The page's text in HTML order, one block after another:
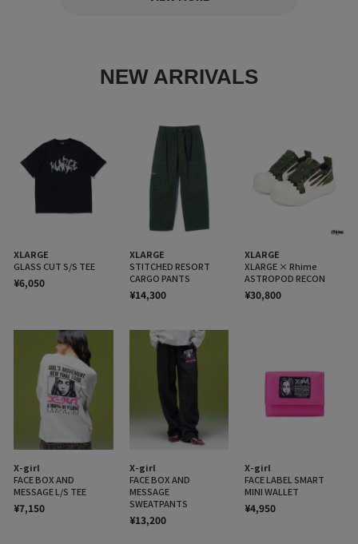
NEW ARRIVALS
XLARGE
GLASS CUT S/S TEE
¥6,050
XLARGE
STITCHED RESORT
CARGO PANTS
¥14,300
XLARGE
XLARGE × Rhime
ASTROPOD RECON
¥30,800
X-girl
FACE BOX AND
MESSAGE L/S TEE
¥7,150
X-girl
FACE BOX AND
MESSAGE
SWEATPANTS
¥13,200
X-girl
FACE LABEL SMART
MINI WALLET
¥4,950